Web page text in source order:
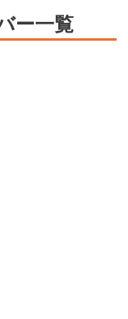
ー一覧